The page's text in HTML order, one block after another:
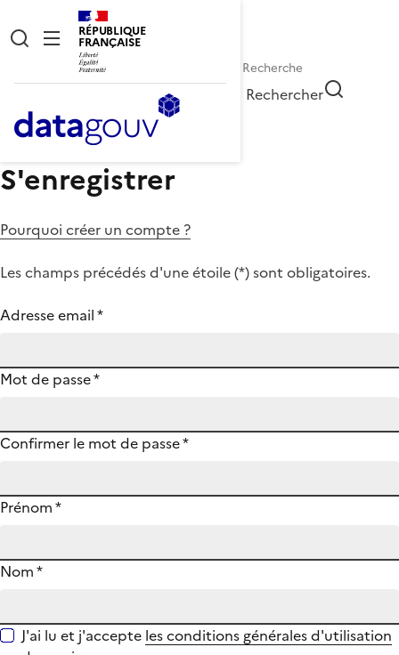
RÉPUBLIQUE
FRANÇAISE
Rechercher
S'enregistrer
Pourquoi créer un compte ?
Les champs précédés d'une étoile (*) sont obligatoires.
Adresse email*
Mot de passe*
Confirmer le mot de passe*
Prénom*
Nom*
J'ai lu et j'accepte les conditions générales d'utilisation